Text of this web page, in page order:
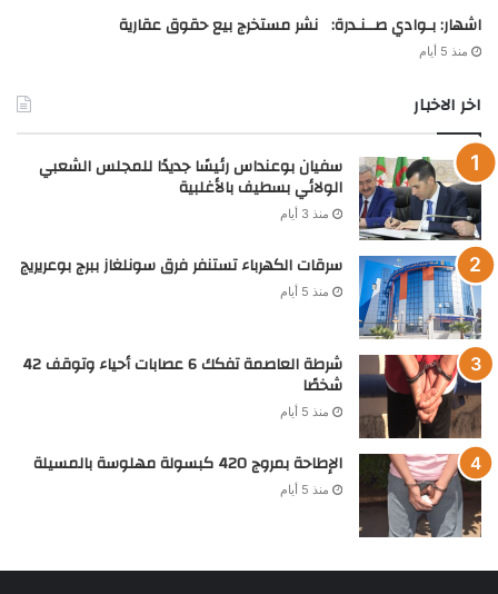
اشهار: بـوادي صــنـدرة: نشر مستخرج بيع حقوق عقارية
منذ 5 أيام
اخر الاخبار
سفيان بوعنداس رئيسًا جديدًا للمجلس الشعبي
الولائي بسطيف بالأغلبية
منذ 3 أيام
سرقات الكهرباء تستنفر فرق سونلغاز ببرج بوعريريج
منذ 5 أيام
شرطة العاصمة تفكك 6 عصابات أحياء وتوقف 42
شخصًا
منذ 5 أيام
الإطاحة بمروج 420 كبسولة مهلوسة بالمسيلة
منذ 5 أيام